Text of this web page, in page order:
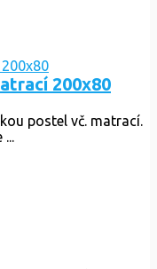
200x80
postel vč. matrací.